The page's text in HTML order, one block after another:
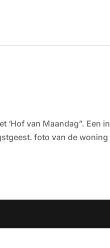
‘Hof van Maandag”. Een in
foto van de woning